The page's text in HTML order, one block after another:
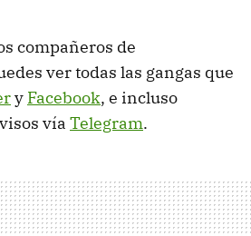
compañeros de
ver todas las gangas que
y Facebook, e incluso
vía Telegram.